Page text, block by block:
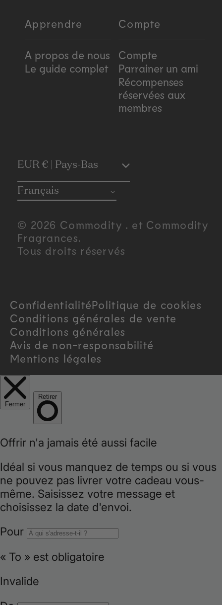
Apprendre
A propos de nous
Le guide complet
Compte
Compte
Parrainer un ami
Récompenses
réservées aux
membres
C
o
u
n
y
/
r
e
g
o
n
EUR € | Pays-Bas
Français
© 2026 Commodity . et Commodity
Fragrances.
Tous droits réservés
ConfidentialitéPolitique de cookies
Conditions générales de vente
Conditions générales
Avis de non-responsabilité
Mentions légales